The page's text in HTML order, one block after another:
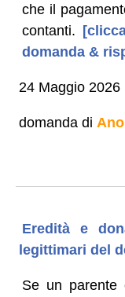
che il
contanti.
domanda &
24 Maggio 2026
domanda di
Eredità e
legittimari del
Se un parente